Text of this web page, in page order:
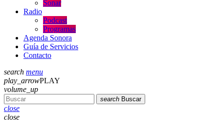
Sonar
Radio
Podcast
Programas
Agenda Sonora
Guía de Servicios
Contacto
search menu
play_arrowPLAY
volume_up
search Buscar
close
close